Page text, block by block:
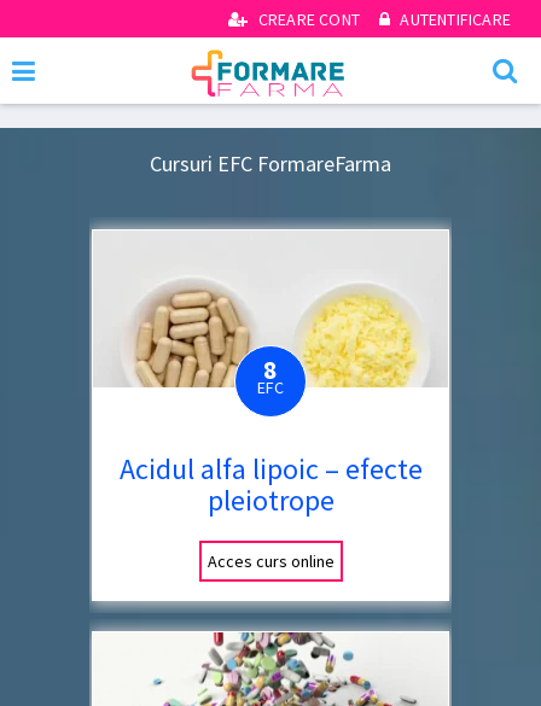
CREARE CONT AUTENTIFICARE
Cursuri EFC FormareFarma
8
EFC
Acidul alfa lipoic – efecte
pleiotrope
Acces curs online